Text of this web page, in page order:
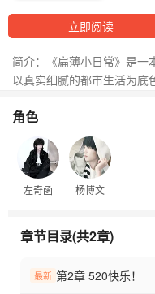
立即阅读
简介：《扁薄小日常》是一
以真实细腻的都市生活为底
归家，面对恋人左奇函的温
一条未读消息，平静表象下
精炼如剧，情绪藏于日常
茶、一句欲言又止的晚安
中最真实的试探、信任与
吸感的爱情”的渴求——李
醒，在琐碎日常里反复确
节奏、强代入感原创CP同人
角色
左奇函 杨博文
章节目录(共2章)
最新 第2章 520快乐！